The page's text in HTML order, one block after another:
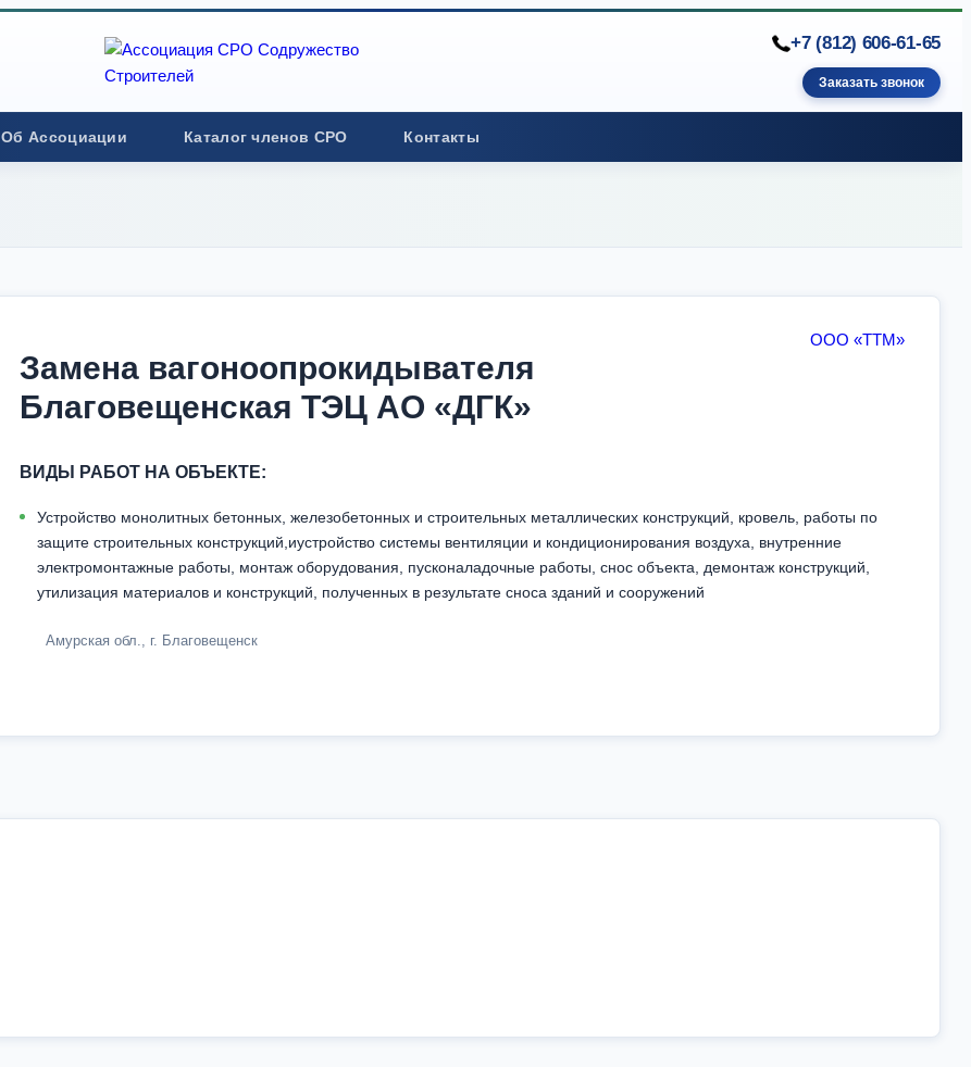
+7 (812) 606-61-65
Заказать звонок
Об Ассоциации Каталог членов СРО Контакты
Замена вагоноопрокидывателя
Благовещенская ТЭЦ АО «ДГК»
ООО «ТТМ»
ВИДЫ РАБОТ НА ОБЪЕКТЕ:
Устройство монолитных бетонных, железобетонных и строительных металлических конструкций, кровель, работы по
защите строительных конструкций,иустройство системы вентиляции и кондиционирования воздуха, внутренние
электромонтажные работы, монтаж оборудования, пусконаладочные работы, снос объекта, демонтаж конструкций,
утилизация материалов и конструкций, полученных в результате сноса зданий и сооружений
Амурская обл., г. Благовещенск